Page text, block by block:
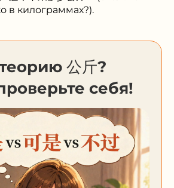
в килограммах?).
公斤?
себя!